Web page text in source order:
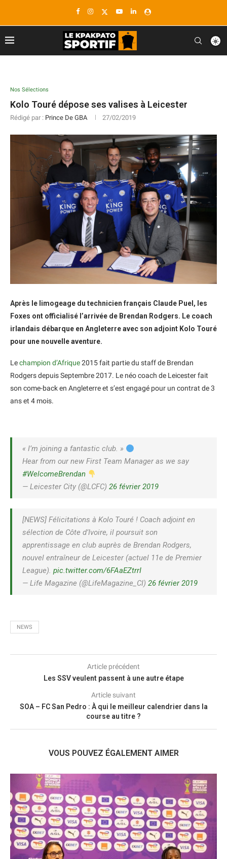
Nos Sélections
Kolo Touré dépose ses valises à Leicester
Rédigé par : Prince De GBA 27/02/2019
Après le limogeage du technicien français Claude Puel, les
Foxes ont officialisé l’arrivée de Brendan Rodgers. Le coach
irlandais débarque en Angleterre avec son adjoint Kolo Touré
pour une nouvelle aventure.
Lechampion d’Afrique2015 fait partie du staff de Brendan
Rodgers depuis Septembre 2017. Le néo coach de Leicester fait
son come-back en Angleterre et s’est engagé pour un contrat de 3
ans et 4 mois.
« I’m joining a fantastic club. »
Hear from our new First Team Manager as we say
#WelcomeBrendan
— Leicester City (@LCFC) 26 février 2019
[NEWS] Félicitations à Kolo Touré ! Coach adjoint en
sélection de Côte d’Ivoire, il poursuit son
apprentissage en club auprès de Brendan Rodgers,
nouvel entraîneur de Leicester (actuel 11e de Premier
League). pic.twitter.com/6FAaEZtrrI
— Life Magazine (@LifeMagazine_CI) 26 février 2019
NEWS
Article précédent
Les SSV veulent passent à une autre étape
Article suivant
SOA – FC San Pedro : À qui le meilleur calendrier dans la
course au titre ?
VOUS POUVEZ ÉGALEMENT AIMER